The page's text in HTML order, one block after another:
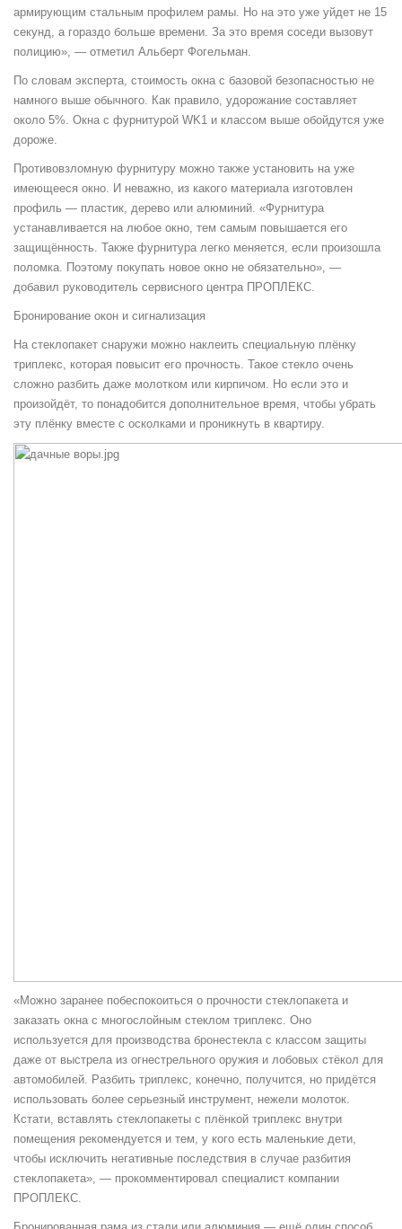
армирующим стальным профилем рамы. Но на это уже уйдет не 15
секунд, а гораздо больше времени. За это время соседи вызовут
полицию», — отметил Альберт Фогельман.
По словам эксперта, стоимость окна с базовой безопасностью не
намного выше обычного. Как правило, удорожание составляет
около 5%. Окна с фурнитурой WK1 и классом выше обойдутся уже
дороже.
Противовзломную фурнитуру можно также установить на уже
имеющееся окно. И неважно, из какого материала изготовлен
профиль — пластик, дерево или алюминий. «Фурнитура
устанавливается на любое окно, тем самым повышается его
защищённость. Также фурнитура легко меняется, если произошла
поломка. Поэтому покупать новое окно не обязательно», —
добавил руководитель сервисного центра ПРОПЛЕКС.
Бронирование окон и сигнализация
На стеклопакет снаружи можно наклеить специальную плёнку
триплекс, которая повысит его прочность. Такое стекло очень
сложно разбить даже молотком или кирпичом. Но если это и
произойдёт, то понадобится дополнительное время, чтобы убрать
эту плёнку вместе с осколками и проникнуть в квартиру.
«Можно заранее побеспокоиться о прочности стеклопакета и
заказать окна с многослойным стеклом триплекс. Оно
используется для производства бронестекла с классом защиты
даже от выстрела из огнестрельного оружия и лобовых стёкол для
автомобилей. Разбить триплекс, конечно, получится, но придётся
использовать более серьезный инструмент, нежели молоток.
Кстати, вставлять стеклопакеты с плёнкой триплекс внутри
помещения рекомендуется и тем, у кого есть маленькие дети,
чтобы исключить негативные последствия в случае разбития
стеклопакета», — прокомментировал специалист компании
ПРОПЛЕКС.